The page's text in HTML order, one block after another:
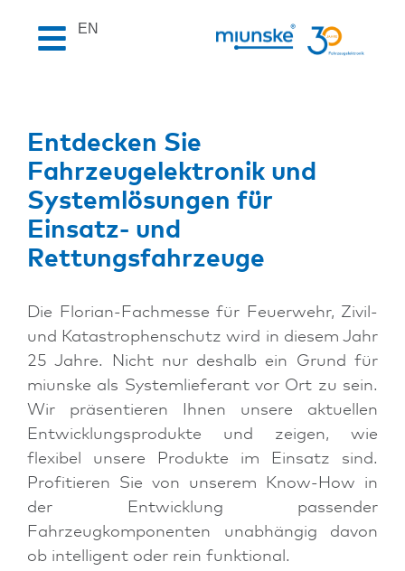
EN
Entdecken Sie
Fahrzeugelektronik und
Systemlösungen für
Einsatz- und
Rettungsfahrzeuge
Die Florian-Fachmesse für Feuerwehr, Zivil-
und Katastrophenschutz wird in diesem Jahr
25 Jahre. Nicht nur deshalb ein Grund für
miunske als Systemlieferant vor Ort zu sein.
Wir präsentieren Ihnen unsere aktuellen
Entwicklungsprodukte und zeigen, wie
flexibel unsere Produkte im Einsatz sind.
Profitieren Sie von unserem Know-How in
der Entwicklung passender
Fahrzeugkomponenten unabhängig davon
ob intelligent oder rein funktional.